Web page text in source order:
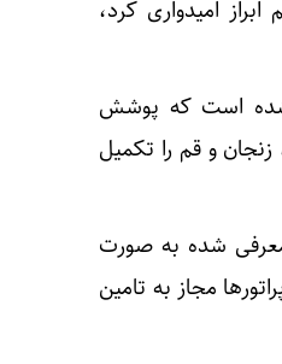
امیدواری کرد،
اول متعهد شده است که پوشش
و قم را تکمیل
معرفی شده به صورت
مجاز به تامین